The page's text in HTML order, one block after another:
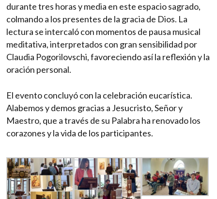
durante tres horas y media en este espacio sagrado,
colmando a los presentes de la gracia de Dios. La
lectura se intercaló con momentos de pausa musical
meditativa, interpretados con gran sensibilidad por
Claudia Pogorilovschi, favoreciendo así la reflexión y la
oración personal.
El evento concluyó con la celebración eucarística.
Alabemos y demos gracias a Jesucristo, Señor y
Maestro, que a través de su Palabra ha renovado los
corazones y la vida de los participantes.